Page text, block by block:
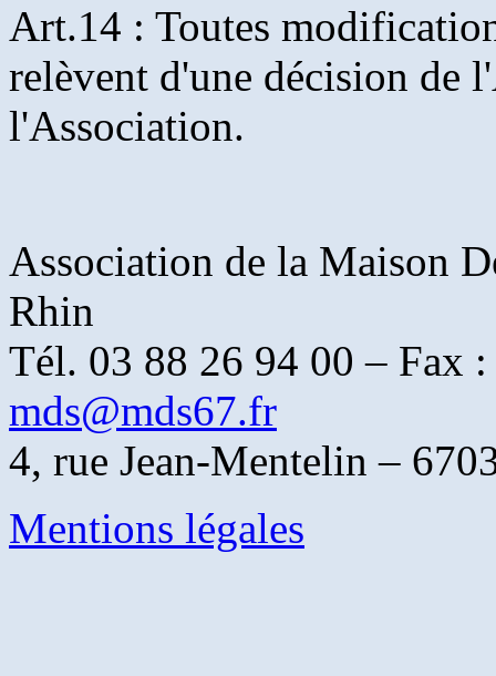
Art.14 : Toutes
relèvent d'une décision de
l'Association.
Association de la Maison
Rhin
Tél. 03 88 26 94 00 – Fax
mds@mds67.fr
4, rue Jean-Mentelin –
Mentions légales